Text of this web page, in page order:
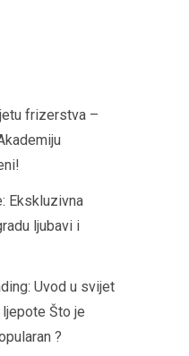
frizerstva –
Ekskluzivna
ljubavi i
Uvod u svijet
Što je
?